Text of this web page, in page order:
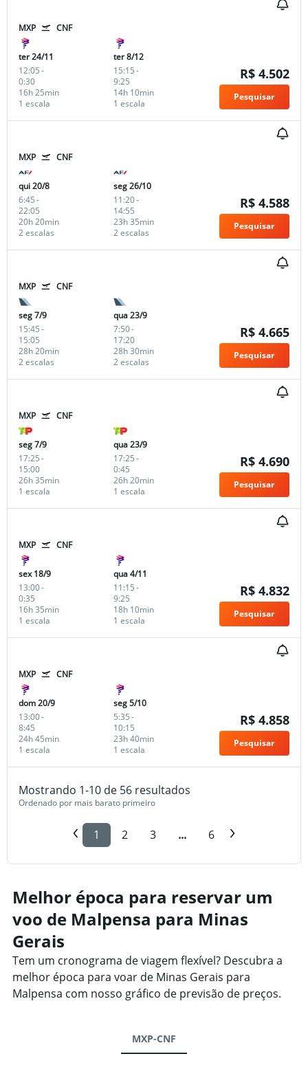
MXP CNF
ter 24/11
12:05-
0:30
1 escala
16h 25min
ter 8/12
15:15-
9:25
1 escala
14h 10min
R$ 4.502
Pesquisar
MXP CNF
qui 20/8
6:45-
22:05
2 escalas
20h 20min
seg 26/10
11:20-
14:55
2 escalas
23h 35min
R$ 4.588
Pesquisar
MXP CNF
seg 7/9
15:45-
15:05
2 escalas
28h 20min
qua 23/9
7:50-
17:20
2 escalas
28h 30min
R$ 4.665
Pesquisar
MXP CNF
seg 7/9
17:25-
15:00
1 escala
26h 35min
qua 23/9
17:25-
0:45
1 escala
26h 20min
R$ 4.690
Pesquisar
MXP CNF
sex 18/9
13:00-
0:35
1 escala
16h 35min
qua 4/11
11:15-
9:25
1 escala
18h 10min
R$ 4.832
Pesquisar
MXP CNF
dom 20/9
13:00-
8:45
1 escala
24h 45min
seg 5/10
5:35-
10:15
1 escala
23h 40min
R$ 4.858
Pesquisar
Mostrando 1-10 de 56 resultados
Ordenado por mais barato primeiro
1 2 3 ... 6
Melhor época para reservar um
voo de Malpensa para Minas
Gerais
Tem um cronograma de viagem flexível? Descubra a
melhor época para voar de Minas Gerais para
Malpensa com nosso gráfico de previsão de preços.
MXP-CNF